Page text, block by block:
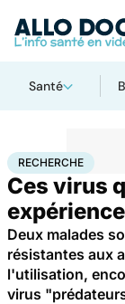
Santé
AccueilSantéMaladies
RECHERCHE
Ces virus
Deux malades
résistantes aux
l'utilisation,
virus